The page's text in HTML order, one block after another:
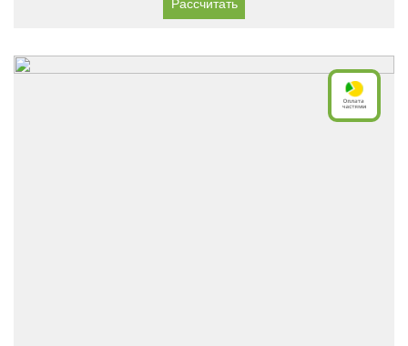
Рассчитать